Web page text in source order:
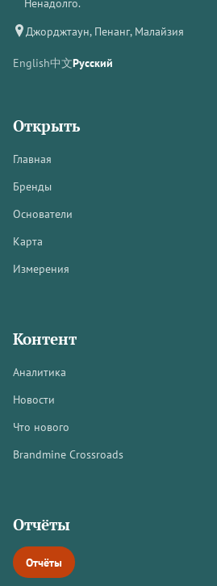
Джорджтаун, Пенанг, Малайзия
English中文Русский
Открыть
Главная
Бренды
Основатели
Карта
Измерения
Контент
Аналитика
Новости
Что нового
Brandmine Crossroads
Отчёты
Отчёты